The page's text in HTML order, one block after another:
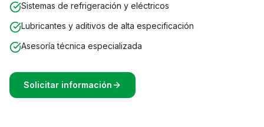
Sistemas de refrigeración y eléctricos
Lubricantes y aditivos de alta especificación
Asesoría técnica especializada
Solicitar información